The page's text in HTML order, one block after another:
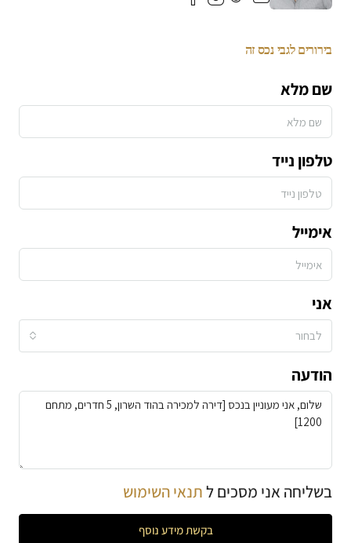
בירורים לגבי נכס זה
שם מלא
טלפון נייד
אימייל
אני
לבחור
הודעה
בשליחה אני מסכים לתנאי השימוש
בקשת מידע נוסף